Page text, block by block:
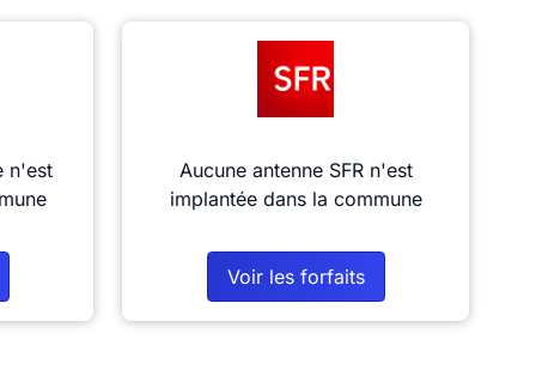
n'est
Aucune antenne SFR n'est
implantée dans la commune
Voir les forfaits